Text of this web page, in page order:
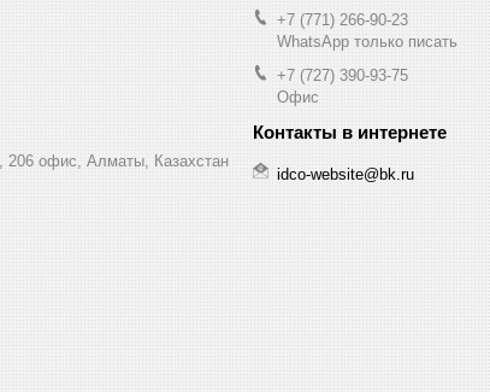
206 офис, Алматы, Казахстан
+7 (771) 266-90-23
WhatsApp только писать
+7 (727) 390-93-75
Офис
idco-website@bk.ru